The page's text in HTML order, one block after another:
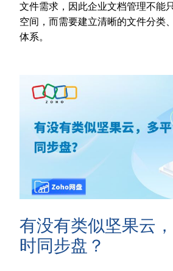
文件需求，因此企业文档管理不能
空间，而需要建立清晰的文件分类
体系。
有没有类似坚果云
时同步盘？